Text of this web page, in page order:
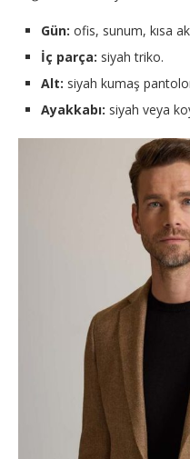
Gün: ofis, sunum, kısa
İç parça: siyah triko.
Alt: siyah kumaş
Ayakkabı: siyah veya